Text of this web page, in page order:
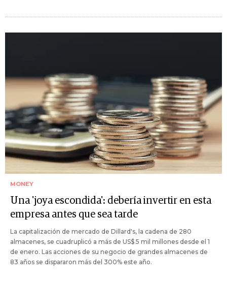
MONEY
Una 'joya escondida': debería invertir en esta
empresa antes que sea tarde
La capitalización de mercado de Dillard's, la cadena de 280
almacenes, se cuadruplicó a más de US$ 5 mil millones desde el 1
de enero. Las acciones de su negocio de grandes almacenes de
83 años se dispararon más del 300% este año.